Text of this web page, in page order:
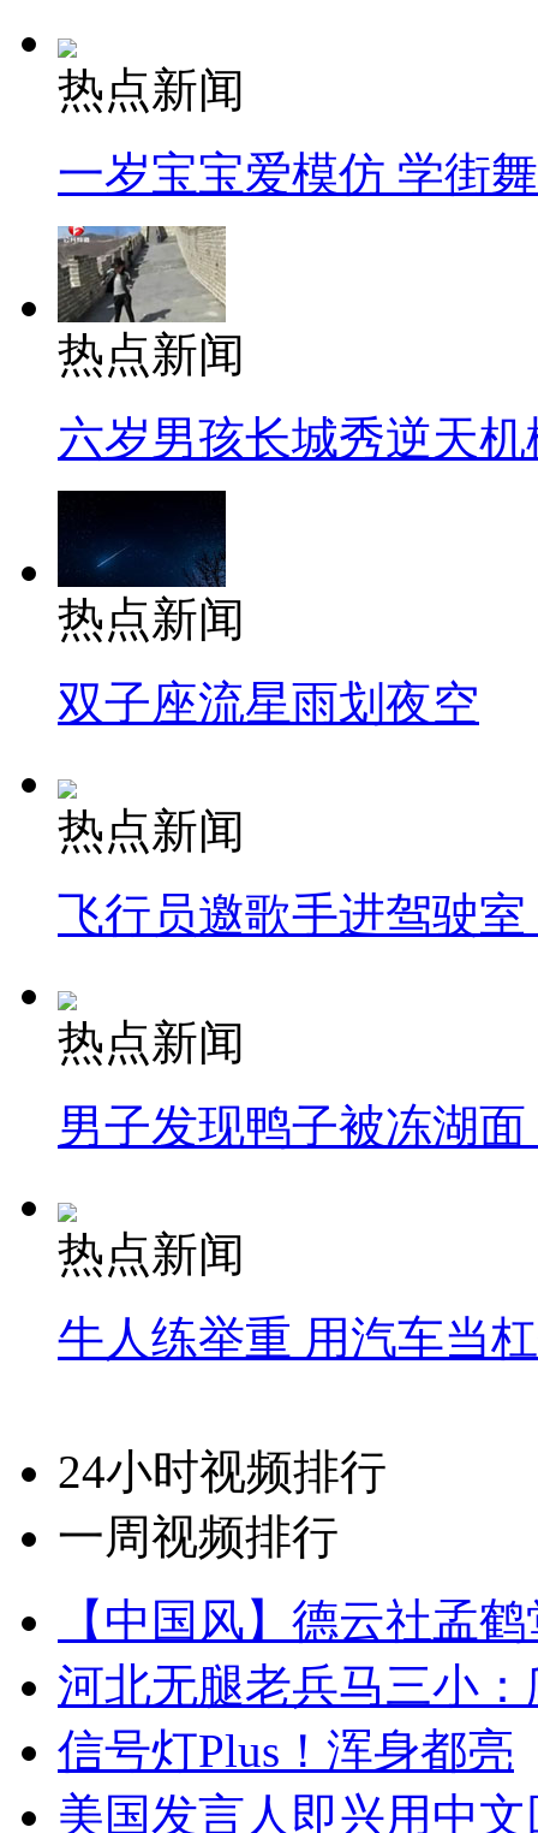
热点新闻
一岁宝宝爱模仿 学街
热点新闻
六岁男孩长城秀逆天机
热点新闻
双子座流星雨划夜空
热点新闻
飞行员邀歌手进驾驶
热点新闻
男子发现鸭子被冻湖
热点新闻
牛人练举重 用汽车当
24小时视频排行
一周视频排行
【中国风】德云社孟
河北无腿老兵马三小
信号灯Plus！浑身都亮
美国发言人即兴用中